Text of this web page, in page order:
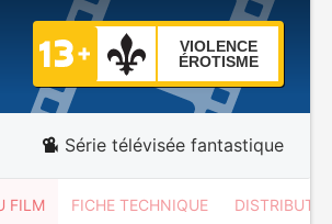
VIOLENCE
ÉROTISME
Série télévisée fantastique
FILM FICHE TECHNIQUE